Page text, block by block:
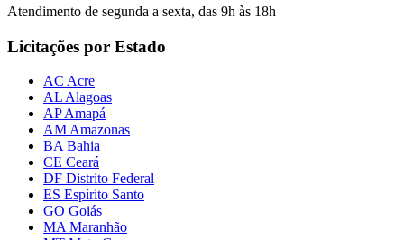
Atendimento de segunda a sexta, das 9h às 18h
Licitações por Estado
AC Acre
AL Alagoas
AP Amapá
AM Amazonas
BA Bahia
CE Ceará
DF Distrito Federal
ES Espírito Santo
GO Goiás
MA Maranhão